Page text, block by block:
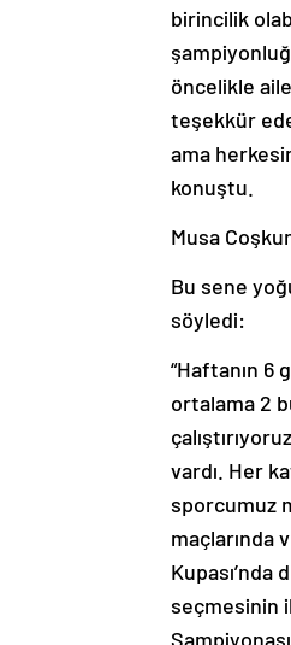
birincilik
öncelikle
teşekkür
ama
konuştu.
Musa
Bu sene
söyledi:
“Haftanın 6
ortalama 2
vardı. Her
sporcumuz
maçlarında
seçmesinin